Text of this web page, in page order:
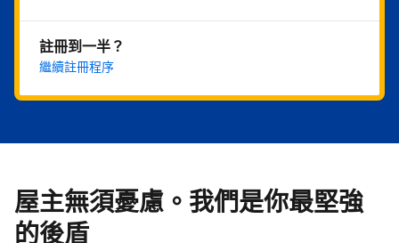
註冊到一半？
繼續註冊程序
屋主無須憂慮。我們是你最堅強
的後盾